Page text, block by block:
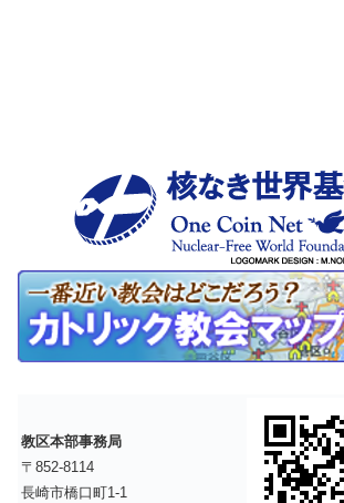
教区本部事務局
〒852-8114
長崎市橋口町1-1